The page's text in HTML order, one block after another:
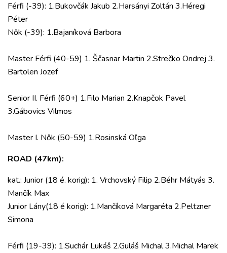
Férfi (-39): 1.Bukovčák Jakub 2.Harsányi Zoltán 3.Héregi
Péter
Nők (-39): 1.Bajaníková Barbora
Master Férfi (40-59) 1. Ščasnar Martin 2.Strečko Ondrej 3.
Bartolen Jozef
Senior II. Férfi (60+) 1.Filo Marian 2.Knapčok Pavel
3.Gábovics Vilmos
Master I. Nők (50-59) 1.Rosinská Oľga
ROAD (47km):
kat.: Junior (18 é. korig): 1. Vrchovský Filip 2.Béhr Mátyás 3.
Mančík Max
Junior Lány(18 é korig): 1.Mančíková Margaréta 2.Peltzner
Simona
Férfi (19-39): 1.Suchár Lukáš 2.Guláš Michal 3.Michal Marek